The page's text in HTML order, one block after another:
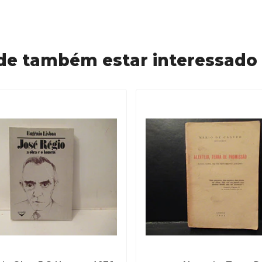
também estar interessado